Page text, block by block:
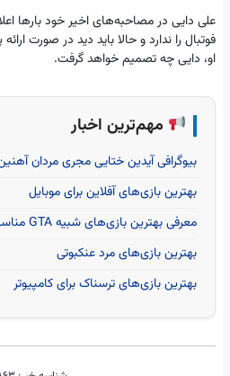
علی دایی در مصاحبه‌های اخیر خود بارها
فوتبال را ندارد و حالا باید دید در صورت
او، دایی چه تصمیم خواهد گرفت.
مهم‌ترین اخبار
بیوگرافی آیدین ختایی مجری مردان
بهترین بازی‌های آفلاین برای موبایل
معرفی بهترین بازی‌های شبیه GTA مناسب کودکان
بهترین بازی‌های مرد عنکبوتی
بهترین بازی‌های ترسناک برای کامپیوتر